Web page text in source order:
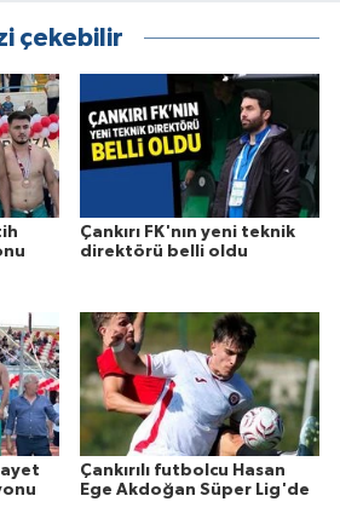
çekebilir
Çankırı FK'nın yeni teknik
direktörü belli oldu
Çankırılı futbolcu Hasan
Ege Akdoğan Süper Lig'de